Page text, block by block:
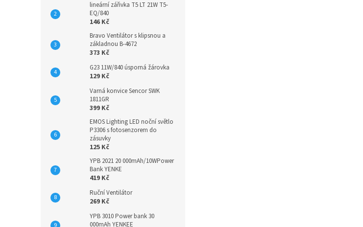
lineární zářivka T5 LT 21W T5-
EQ/840
146 Kč
Bravo Ventilátor s klipsnou a
základnou B-4672
373 Kč
G23 11W/840 úsporná žárovka
129 Kč
Varná konvice Sencor SWK
1811GR
399 Kč
EMOS Lighting LED noční světlo
P3306 s fotosenzorem do
zásuvky
125 Kč
YPB 2021 20 000mAh/10WPower
Bank YENKE
419 Kč
Ruční Ventilátor
269 Kč
YPB 3010 Power bank 30
000mAh YENKEE